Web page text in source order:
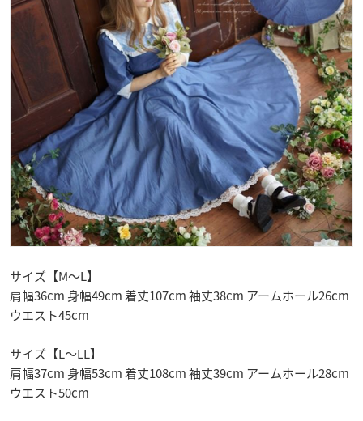
サイズ【M～L】
肩幅36cm 身幅49cm 着丈107cm 袖丈38cm アームホール26cm
ウエスト45cm
サイズ【L～LL】
肩幅37cm 身幅53cm 着丈108cm 袖丈39cm アームホール28cm
ウエスト50cm